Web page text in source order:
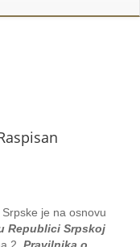
je na osnovu
Republici Srpskoj